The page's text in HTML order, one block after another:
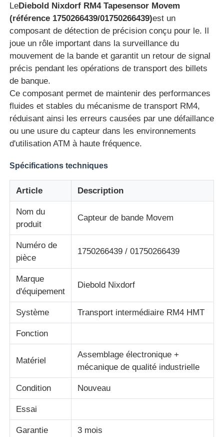
Aperçu
Produits
Vidéos
A propos de nous
Contrôle de la qualité
Contact
Tous les cas
Demande de soumission
LeDiebold Nixdorf RM4 Tapesensor Movem
(référence 1750266439/01750266439)est un
composant de détection de précision conçu pour le. Il
joue un rôle important dans la surveillance du
mouvement de la bande et garantit un retour de signal
précis pendant les opérations de transport des billets
de banque.
Ce composant permet de maintenir des performances
fluides et stables du mécanisme de transport RM4,
réduisant ainsi les erreurs causées par une défaillance
ou une usure du capteur dans les environnements
d'utilisation ATM à haute fréquence.
Spécifications techniques
Article Description
Nom du
produit
Capteur de bande Movem
Numéro de
pièce
1750266439 / 01750266439
Marque
d'équipement
Diebold Nixdorf
Système Transport intermédiaire RM4 HMT
Fonction
Matériel
Assemblage électronique +
mécanique de qualité industrielle
Condition Nouveau
Essai
Garantie 3 mois